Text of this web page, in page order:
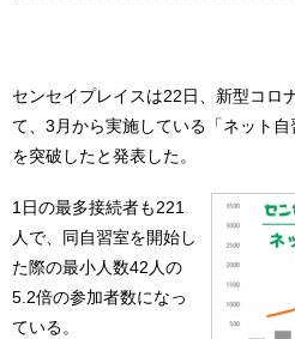
センセイプレイスは22日、新型コロ
て、3月から実施している「ネット
を突破したと発表した。
1日の最多接続者も221
人で、同自習室を開始し
た際の最小人数42人の
5.2倍の参加者数になっ
ている。